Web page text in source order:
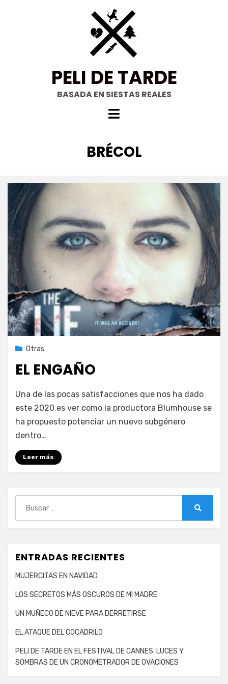
PELI DE TARDE
BASADA EN SIESTAS REALES
ETIQUETA
:
BRÉCOL
Publicada
14 de octubre de 2020
Otras
EL ENGAÑO
por PeliDeTarde
Deja un comentario
en
ENGAÑO
Una de las pocas satisfacciones que nos ha dado
este 2020 es ver como la productora Blumhouse se
ha propuesto potenciar un nuevo subgénero
dentro…
Leer más
ENTRADAS RECIENTES
MUJERCITAS EN NAVIDAD
LOS SECRETOS MÁS OSCUROS DE MI MADRE
UN MUÑECO DE NIEVE PARA DERRETIRSE
EL ATAQUE DEL COCADRILO
PELI DE TARDE EN EL FESTIVAL DE CANNES: LUCES Y
SOMBRAS DE UN CRONOMETRADOR DE OVACIONES